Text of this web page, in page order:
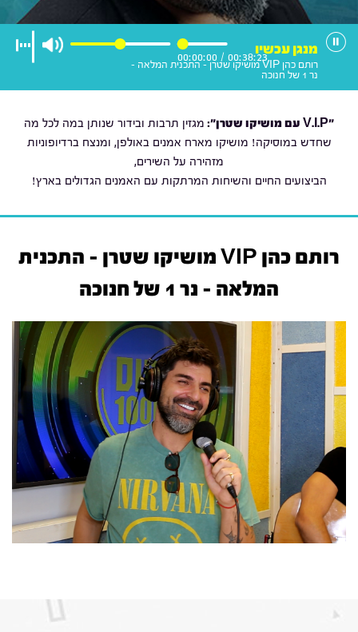
00:38:23
/
00:00:00
מנגן עכשיו
רותם כהן VIP מושיקו שטרן - התכנית המלאה -
נר 1 של חנוכה
"V.I.P עם מושיקו שטרן ": מגזין תרבות ובידור שנותן במה לכל מה
שחדש במוסיקה! מושיקו מארח אמנים באולפן, ומנצח ברדיופוניות
מזהירה על השירים,
הביצועים החיים והשיחות המרתקות עם האמנים הגדולים בארץ!
רותם כהן VIP מושיקו שטרן - התכנית
המלאה - נר 1 של חנוכה